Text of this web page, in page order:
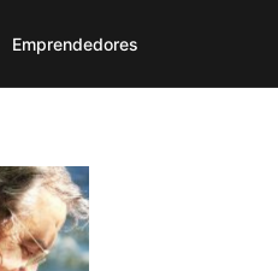
Emprendedores